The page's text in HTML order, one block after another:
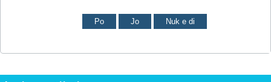
Po Jo Nuk e di